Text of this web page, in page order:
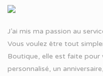
J’ai mis ma passion au
Vous voulez être tout
Boutique, elle est faite pour
personnalisé, un